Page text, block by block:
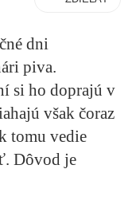
dni
piva.
si ho doprajú v
však čoraz
tomu vedie
Dôvod je